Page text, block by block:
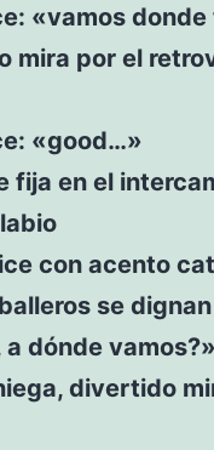
«vamos
mira por el
«good…»
fija en el
con acento
se dignan
dónde vamos?»
divertido